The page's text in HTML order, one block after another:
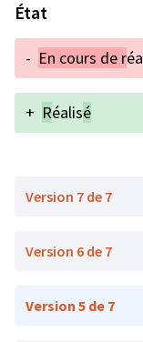
État
- En cours de r
+ Réalisé
Version 7 de 7
Version 6 de 7
Version 5 de 7